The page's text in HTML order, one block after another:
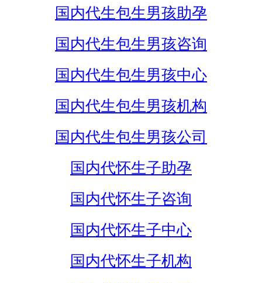
国内代生包生男孩助孕
国内代生包生男孩咨询
国内代生包生男孩中心
国内代生包生男孩机构
国内代生包生男孩公司
国内代怀生子助孕
国内代怀生子咨询
国内代怀生子中心
国内代怀生子机构